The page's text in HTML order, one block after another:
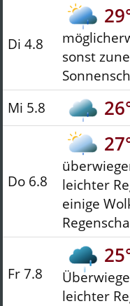
Di 4.8
sonst
Mi 5.8
Do 6.8
leichter
einige
Fr 7.8
leichter